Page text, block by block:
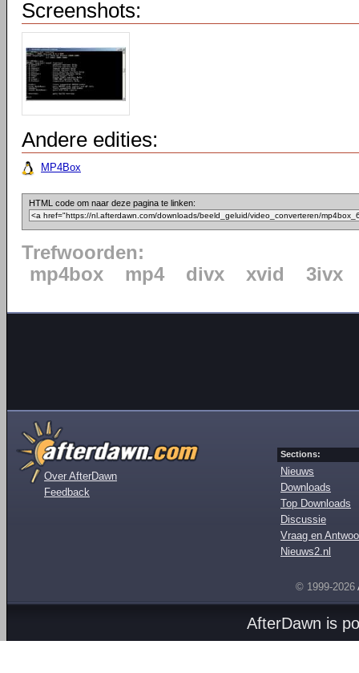
Screenshots:
Andere edities:
MP4Box
HTML code om naar deze pagina te linken:
Trefwoorden:
mp4box
mp4 divx xvid 3ivx
Over AfterDawn
Feedback
Sections:
Nieuws
Downloads
Top Downloads
Discussie
Vraag en
Nieuws2.nl
© 1999-2026
AfterDawn is